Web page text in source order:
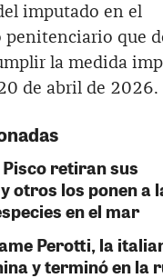
imputado en el
que
la medida
de abril de 2026.
retiran sus
otros los ponen a
en el mar
Perotti, la
y terminó en la